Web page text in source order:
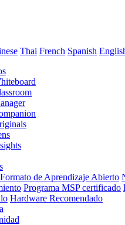
Thai French Spanish
Formato de Aprendizaje Abierto
Programa MSP certificado
Hardware Recomendado